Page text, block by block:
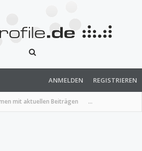
mit aktuellen Beiträgen ...
ANMELDEN REGISTRIEREN